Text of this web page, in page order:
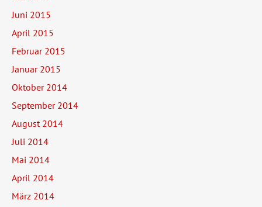
Juni 2015
April 2015
Februar 2015
Januar 2015
Oktober 2014
September 2014
August 2014
Juli 2014
Mai 2014
April 2014
März 2014